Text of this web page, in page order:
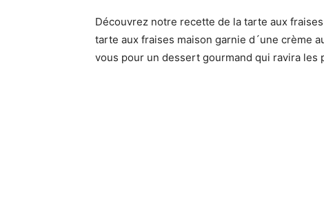
Découvrez notre recette de la tarte aux
tarte aux fraises maison garnie d´une crème
vous pour un dessert gourmand qui ravira les